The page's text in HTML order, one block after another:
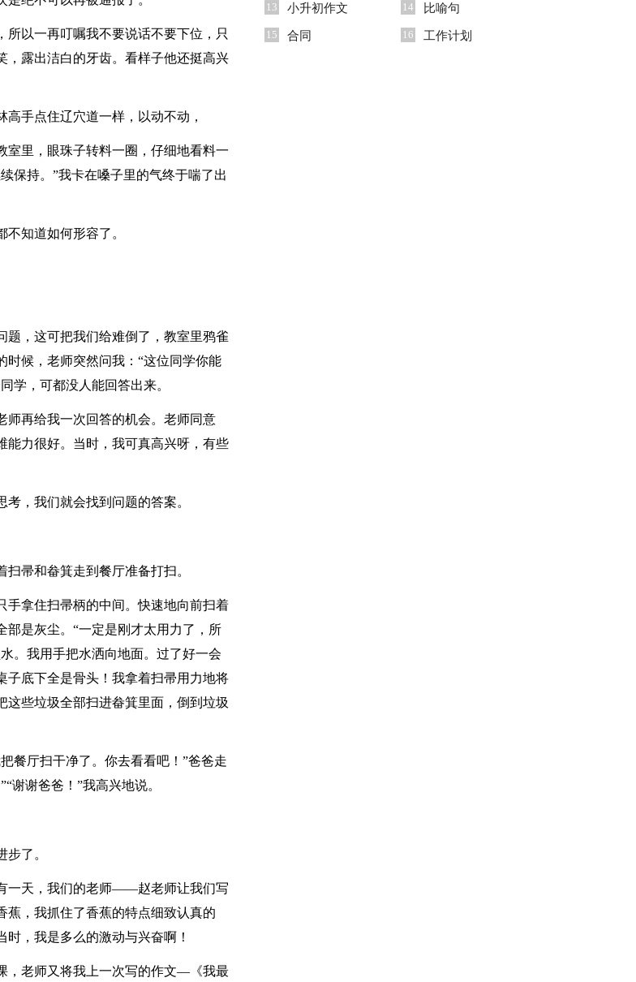
以一再叮嘱我不要说话不要下位，只
，露出洁白的牙齿。看样子他还挺高兴
手点住辽穴道一样，以动不动，
室里，眼珠子转料一圈，仔细地看料一
保持。”我卡在嗓子里的气终于喘了出
知道如何形容了。
题，这可把我们给难倒了，教室里鸦雀
候，老师突然问我：“这位同学你能
学，可都没人能回答出来。
师再给我一次回答的机会。老师同意
能力很好。当时，我可真高兴呀，有些
，我们就会找到问题的答案。
帚和畚箕走到餐厅准备打扫。
手拿住扫帚柄的中间。快速地向前扫着
是灰尘。“一定是刚才太用力了，所
。我用手把水洒向地面。过了好一会
子底下全是骨头！我拿着扫帚用力地将
这些垃圾全部扫进畚箕里面，倒到垃圾
餐厅扫干净了。你去看看吧！”爸爸走
谢谢爸爸！”我高兴地说。
了。
一天，我们的老师――赵老师让我们写
蕉，我抓住了香蕉的特点细致认真的
，我是多么的激动与兴奋啊！
，老师又将我上一次写的作文―《我最
13 小升初作文 14 比喻句
15 合同 16 工作计划